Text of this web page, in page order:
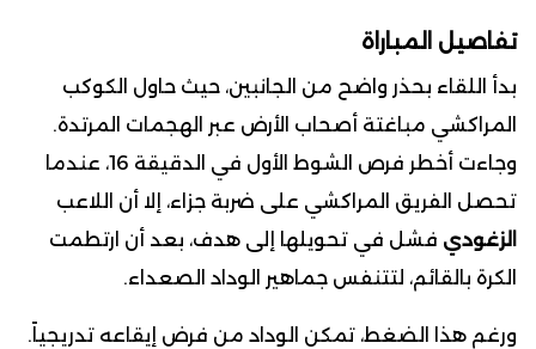
تفاصيل المباراة
بدأ اللقاء بحذر واضح من الجانبين، حيث حاول الكوكب
المراكشي مباغتة أصحاب الأرض عبر الهجمات المرتدة.
وجاءت أخطر فرص الشوط الأول في الدقيقة 16، عندما
تحصل الفريق المراكشي على ضربة جزاء، إلا أن اللاعب
الزغودي فشل في تحويلها إلى هدف، بعد أن ارتطمت
الكرة بالقائم، لتتنفس جماهير الوداد الصعداء.
ورغم هذا الضغط، تمكن الوداد من فرض إيقاعه تدريجياً.